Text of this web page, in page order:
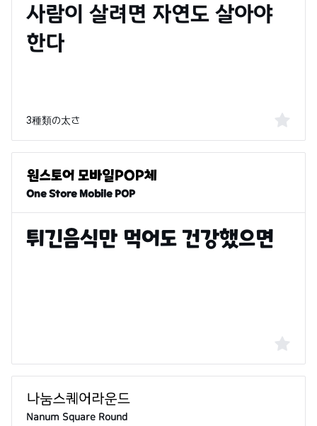
3種類の太さ
One Store Mobile POP
Nanum Square Round